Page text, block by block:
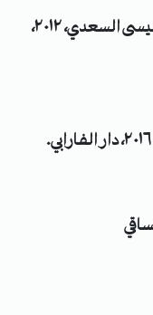
شعراء الواحدة أدب رفيع وشعر بديع، عيسى السعدي، ٢٠١٢،